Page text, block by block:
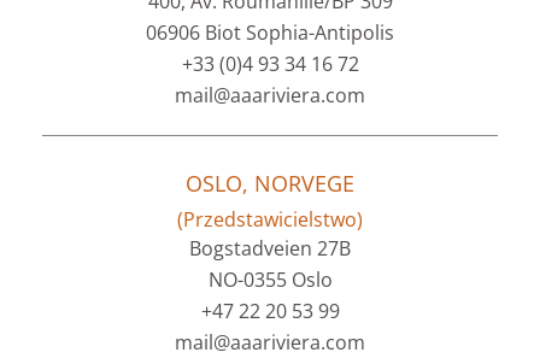
06906 Biot Sophia-Antipolis
+33 (0)4 93 34 16 72
mail@aaariviera.com
OSLO, NORVEGE
(Przedstawicielstwo)
Bogstadveien 27B
NO-0355 Oslo
+47 22 20 53 99
mail@aaariviera.com